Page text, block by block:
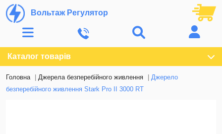
Вольтаж Регулятор
Каталог товарів
Головна Джерела безперебійного живлення
Джерело
безперебійного живлення Stark Pro II 3000 RT